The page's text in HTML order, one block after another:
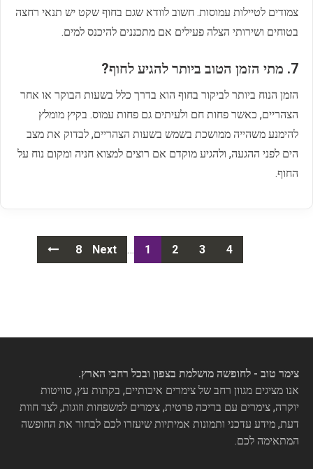
צמודים לטיילות עמוסות. חשוב לוודא שגם בחוף שקט יש תנאי רחצה
בטוחים ושירותי הצלה פעילים אם מתכננים להיכנס למים.
7. מתי הזמן הטוב ביותר להגיע לחוף?
הזמן הנוח ביותר לביקור בחוף הוא בדרך כלל בשעות הבוקר או אחר
הצהריים, כאשר פחות חם ולעיתים גם פחות עמוס. בקיץ מומלץ
להימנע משהייה ממושכת בשמש בשעות הצהריים, לבדוק את מצב
הים לפני ההגעה, ולהגיע מוקדם אם רוצים למצוא חניה ומקום נוח על
החוף.
1 2 3 4
…
8 Next
צימר טוב - לחופשה מושלמת בצפון ובכל רחבי הארץ.
אנו מציגים מגוון רחב של צימרים איכותיים, בקתות עץ, סוויטות
יוקרה, צימרים עם בריכה פרטית, צימרים למשפחות וזוגות, לצד חוות
דעת, מידע עדכני ותמונות אמיתיות שיעזרו לכם לבחור את החופשה
המתאימה לכם.